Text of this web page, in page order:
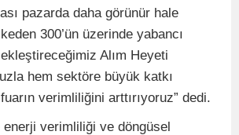
pazarda daha görünür hale
300’ün üzerinde yabancı
Alım Heyeti
hem sektöre büyük katkı
verimliliğini arttırıyoruz” dedi.
verimliliği ve döngüsel